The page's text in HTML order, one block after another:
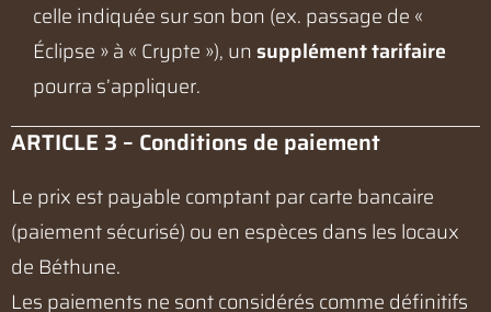
celle indiquée sur son bon (ex. passage de «
Éclipse » à « Crypte »), unsupplément tarifaire
pourra s’appliquer.
ARTICLE 3 – Conditions de paiement
Le prix est payable comptant par carte bancaire
(paiement sécurisé) ou en espèces dans les locaux
de Béthune.
Les paiements ne sont considérés comme définitifs